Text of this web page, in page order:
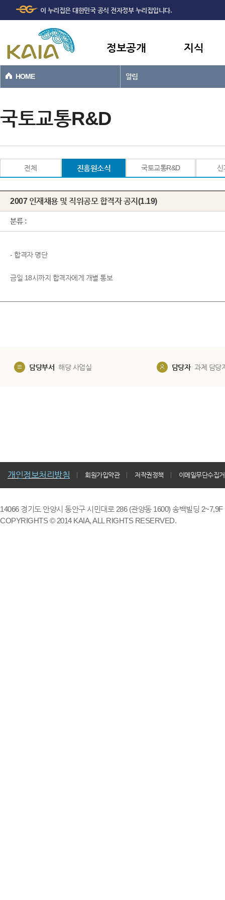
본문바로가기
이 누리집은 대한민국 공식 전자정부 누리집입니다.
정보공개 지식
HOME 알림
국토교통R&D
전체 진흥원소식 국토교통R&D 신
2007 인재채용 및 직위공모 합격자 공지(1.19)
분류 :
- 합격자 명단
금일 18시까지 합격자에게 개별 통보
담당부서 해당 사업실 담당자 과제 담당
개인정보처리방침 회원가입약관 저작권정책 이메일무단수집
14066 경기도 안양시 동안구 시민대로 286 (관양동 1600) 송백빌딩
COPYRIGHTS © 2014 KAIA, ALL RIGHTS RESERVED.